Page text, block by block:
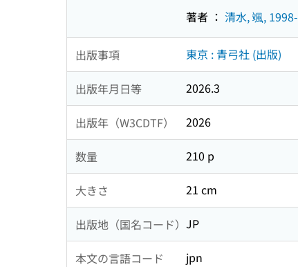
著者 ： 清水, 颯, 1998-
出版事項 東京 : 青弓社 (出版)
出版年月日等 2026.3
出版年（W3CDTF） 2026
数量 210 p
大きさ 21 cm
出版地（国名コード） JP
本文の言語コード jpn